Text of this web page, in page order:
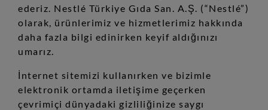
ederiz. Nestlé Türkiye Gıda San. A.Ş. (“Nestlé”)
olarak, ürünlerimiz ve hizmetlerimiz hakkında
daha fazla bilgi edinirken keyif aldığınızı
umarız.
İnternet sitemizi kullanırken ve bizimle
elektronik ortamda iletişime geçerken
çevrimiçi dünyadaki gizliliğinize saygı